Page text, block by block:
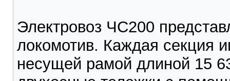
Электровоз ЧС200
локомотив. Каждая секция
несущей рамой длиной 15